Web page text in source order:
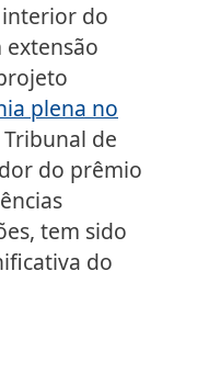
interior do
plena no
Tribunal de
do prêmio
tem sido
do